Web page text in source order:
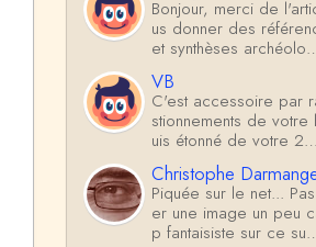
Bonjour, merci de
us donner des
et synthèses
VB
C'est accessoire par
stionnements de
uis étonné de votre 2…
Christophe
Piquée sur le net...
er une image un peu
p fantaisiste sur ce